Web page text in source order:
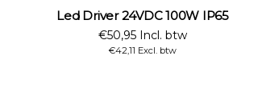
Led Driver 24VDC 100W IP65
€50,95 Incl. btw
€42,11 Excl. btw